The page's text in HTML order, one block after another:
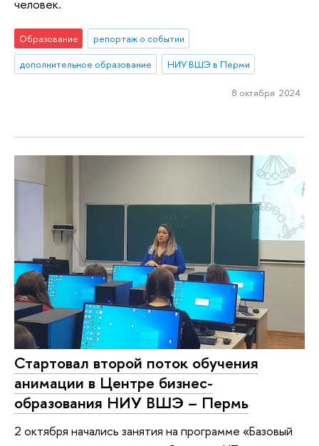
человек.
Образование
репортаж о событии
дополнительное образование
НИУ ВШЭ в Перми
8 октября 2024
Стартовал второй поток обучения
анимации в Центре бизнес-
образования НИУ ВШЭ – Пермь
2 октября начались занятия на программе «Базовый